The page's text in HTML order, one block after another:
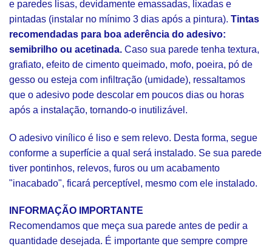
e paredes lisas, devidamente emassadas, lixadas e
pintadas (instalar no mínimo 3 dias após a pintura). Tintas
recomendadas para boa aderência do adesivo:
semibrilho ou acetinada. Caso sua parede tenha textura,
grafiato, efeito de cimento queimado, mofo, poeira, pó de
gesso ou esteja com infiltração (umidade), ressaltamos
que o adesivo pode descolar em poucos dias ou horas
após a instalação, tornando-o inutilizável.
O adesivo vinílico é liso e sem relevo. Desta forma, segue
conforme a superfície a qual será instalado. Se sua parede
tiver pontinhos, relevos, furos ou um acabamento
"inacabado", ficará perceptível, mesmo com ele instalado.
INFORMAÇÃO IMPORTANTE
Recomendamos que meça sua parede antes de pedir a
quantidade desejada. É importante que sempre compre